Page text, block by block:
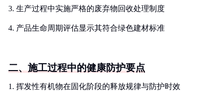
3. 生产过程中实施严格的废弃物回收处理制度
4. 产品生命周期评估显示其符合绿色建材标准
二、施工过程中的健康防护要点
1. 挥发性有机物在固化阶段的释放规律与防护时效